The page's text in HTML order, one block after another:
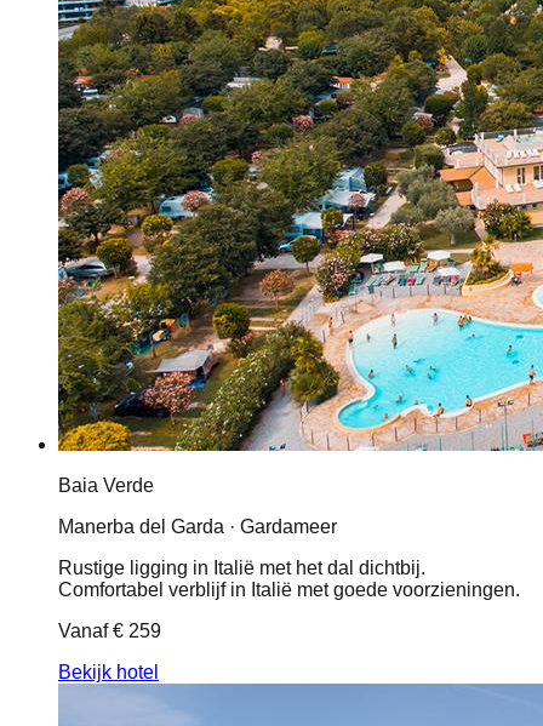
Baia Verde
Manerba del Garda · Gardameer
Rustige ligging in Italië met het dal dichtbij.
Comfortabel verblijf in Italië met goede voorzieningen.
Vanaf€ 259
Bekijk hotel